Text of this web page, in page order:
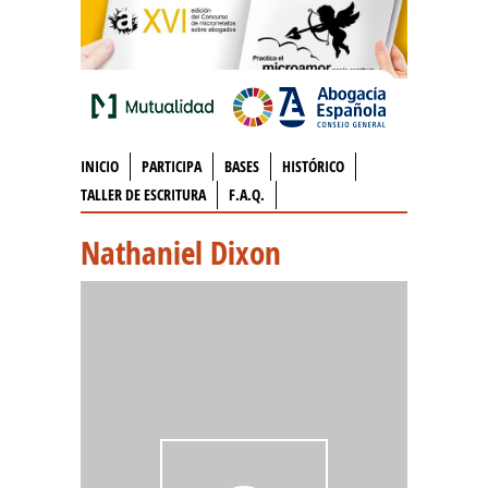
INICIO PARTICIPA BASES
HISTÓRICO
TALLER DE ESCRITURA
F.A.Q.
Nathaniel Dixon